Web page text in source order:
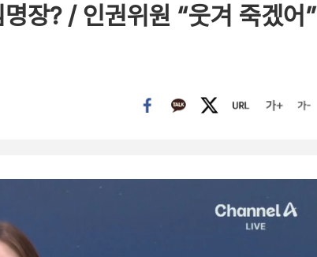
장? / 인권위원 “웃겨 죽겠어”